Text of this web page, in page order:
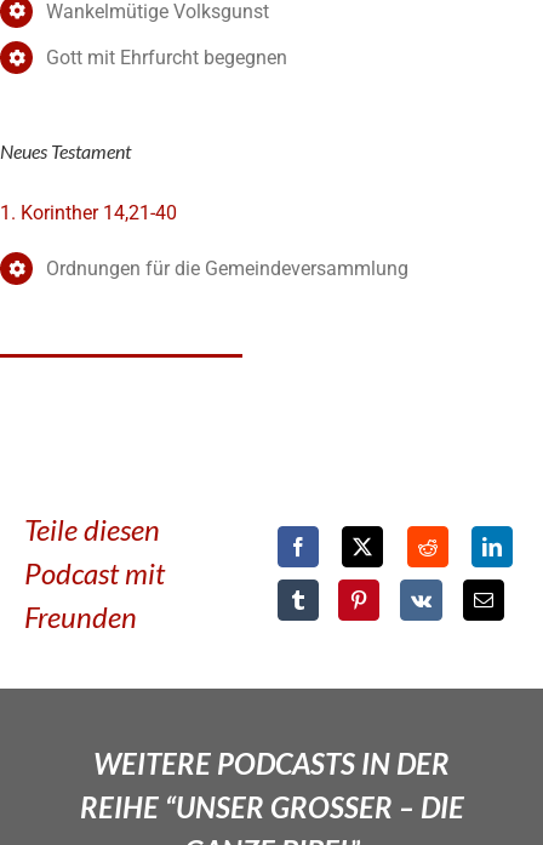
Wankelmütige Volksgunst
Gott mit Ehrfurcht begegnen
Neues Testament
1. Korinther 14,21-40
Ordnungen für die Gemeindeversammlung
Teile diesen
Podcast mit
Freunden
WEITERE PODCASTS IN DER
REIHE “UNSER GROSSER – DIE